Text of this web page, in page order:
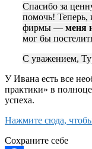
Спасибо за
помочь! Теперь,
фирмы — меня
мог бы
С уважением,
У Ивана есть все
практики» в
успеха.
Нажмите сюда,
Сохраните себе